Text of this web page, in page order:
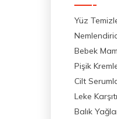
Yüz
Bebek
Pişik
Cilt
Leke
Balık